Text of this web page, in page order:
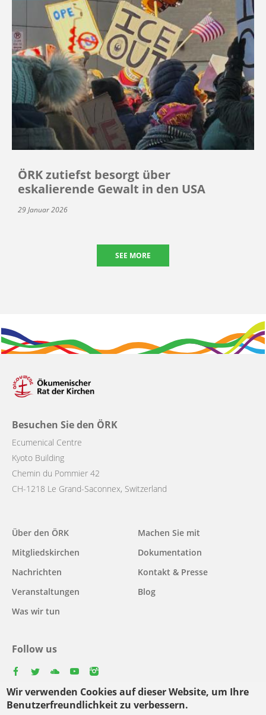
Wir verwenden Cookies auf dieser Website, um Ihre
Benutzerfreundlichkeit zu verbessern.
ÖRK zutiefst besorgt über
eskalierende Gewalt in den USA
29 Januar 2026
SEE MORE
Besuchen Sie den ÖRK
Ecumenical Centre
Kyoto Building
Chemin du Pommier 42
CH-1218 Le Grand-Saconnex, Switzerland
Main
navigation
Über den ÖRK
Mitgliedskirchen
Nachrichten
Veranstaltungen
Was wir tun
Machen Sie mit
Dokumentation
Kontakt & Presse
Blog
Follow us
Select